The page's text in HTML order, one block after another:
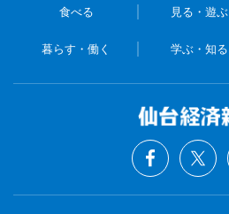
食べる 見る・遊ぶ
暮らす・働く 学ぶ・知る